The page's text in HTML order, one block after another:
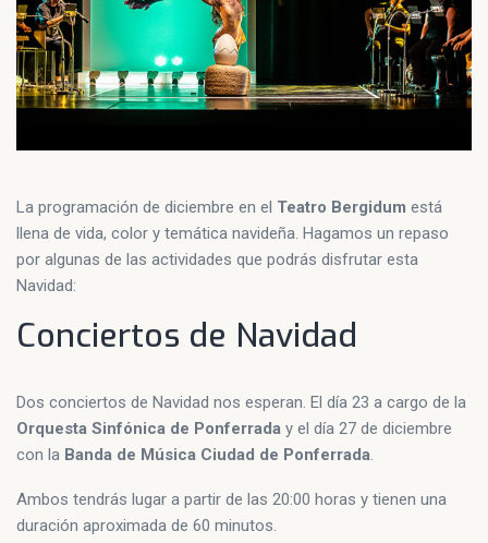
La programación de diciembre en el Teatro Bergidum está
llena de vida, color y temática navideña. Hagamos un repaso
por algunas de las actividades que podrás disfrutar esta
Navidad:
Conciertos de Navidad
Dos conciertos de Navidad nos esperan. El día 23 a cargo de la
Orquesta Sinfónica de Ponferrada y el día 27 de diciembre
con la Banda de Música Ciudad de Ponferrada.
Ambos tendrás lugar a partir de las 20:00 horas y tienen una
duración aproximada de 60 minutos.